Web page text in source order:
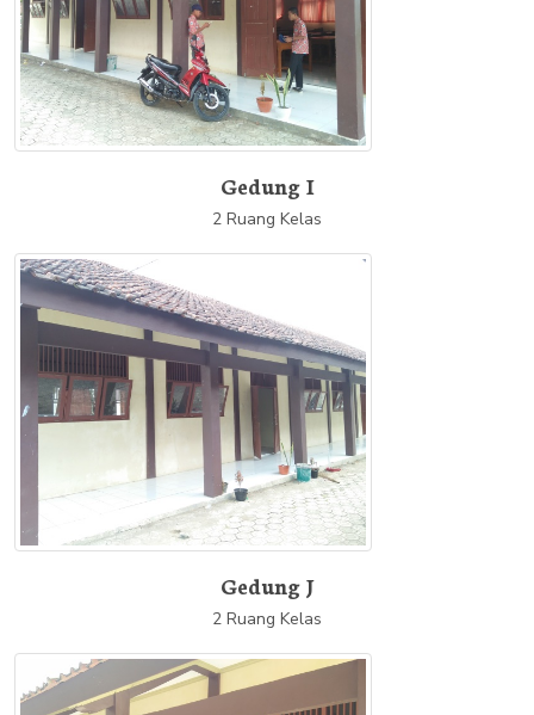
Gedung I
2 Ruang Kelas
Gedung J
2 Ruang Kelas